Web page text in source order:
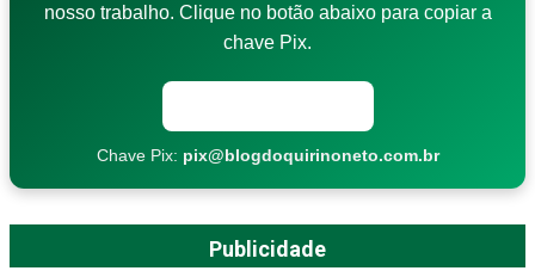
nosso trabalho. Clique no botão abaixo para copiar a
chave Pix.
Chave Pix: pix@blogdoquirinoneto.com.br
Publicidade